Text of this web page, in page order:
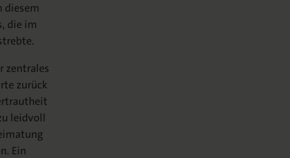
diesem
die im
zentrales
zurück
leidvoll
Ein